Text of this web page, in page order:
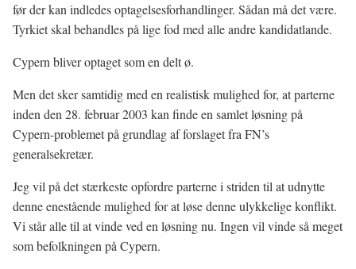
før der kan indledes optagelsesforhandlinger. Sådan må det være.
Tyrkiet skal behandles på lige fod med alle andre kandidatlande.
Cypern bliver optaget som en delt ø.
Men det sker samtidig med en realistisk mulighed for, at parterne
inden den 28. februar 2003 kan finde en samlet løsning på
Cypern-problemet på grundlag af forslaget fra FN’s
generalsekretær.
Jeg vil på det stærkeste opfordre parterne i striden til at udnytte
denne enestående mulighed for at løse denne ulykkelige konflikt.
Vi står alle til at vinde ved en løsning nu. Ingen vil vinde så meget
som befolkningen på Cypern.